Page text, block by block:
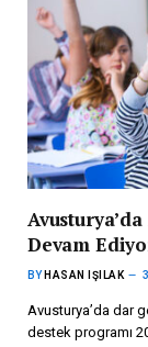
Devam
BY HASAN IŞILAK
Avusturya’da dar
destek programı